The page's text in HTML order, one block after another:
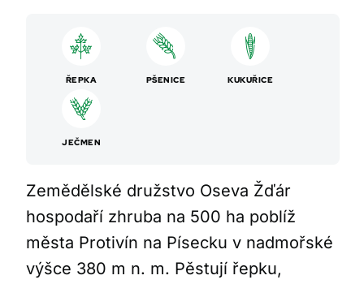
ŘEPKA PŠENICE KUKUŘICE
JEČMEN
Zemědělské družstvo Oseva Žďár
hospodaří zhruba na 500 ha poblíž
města Protivín na Písecku v nadmořské
výšce 380 m n. m. Pěstují řepku,